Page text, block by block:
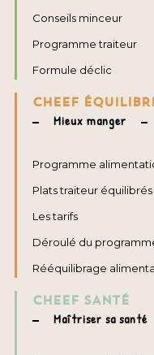
Conseils minceur
Programme traiteur
Formule déclic
CHEEF
Mieux manger
Programme
Plats traiteur équilibrés
Les tarifs
Déroulé du
Rééquilibrage
CHEEF SANTÉ
Maîtriser sa santé